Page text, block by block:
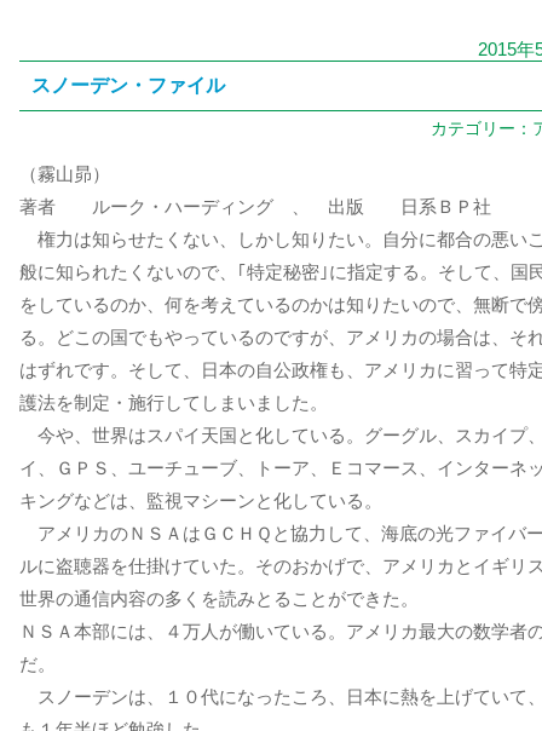
2015年
スノーデン・ファイル
カテゴリー：
（霧山昴）
著者 ルーク・ハーディング 、 出版 日系ＢＰ社
権力は知らせたくない、しかし知りたい。自分に都合の悪い
般に知られたくないので、｢特定秘密｣に指定する。そして、国
をしているのか、何を考えているのかは知りたいので、無断で
る。どこの国でもやっているのですが、アメリカの場合は、そ
はずれです。そして、日本の自公政権も、アメリカに習って特
護法を制定・施行してしまいました。
今や、世界はスパイ天国と化している。グーグル、スカイプ
イ、ＧＰＳ、ユーチューブ、トーア、Ｅコマース、インターネ
キングなどは、監視マシーンと化している。
アメリカのＮＳＡはＧＣＨＱと協力して、海底の光ファイバ
ルに盗聴器を仕掛けていた。そのおかげで、アメリカとイギリ
世界の通信内容の多くを読みとることができた。
ＮＳＡ本部には、４万人が働いている。アメリカ最大の数学者
だ。
スノーデンは、１０代になったころ、日本に熱を上げていて